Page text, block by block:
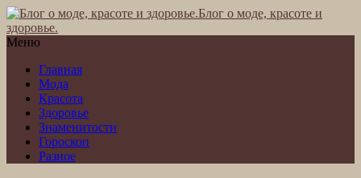
Блог о моде, красоте и
здоровье.
Меню
Главная
Мода
Красота
Здоровье
Знаменитости
Гороскоп
Разное